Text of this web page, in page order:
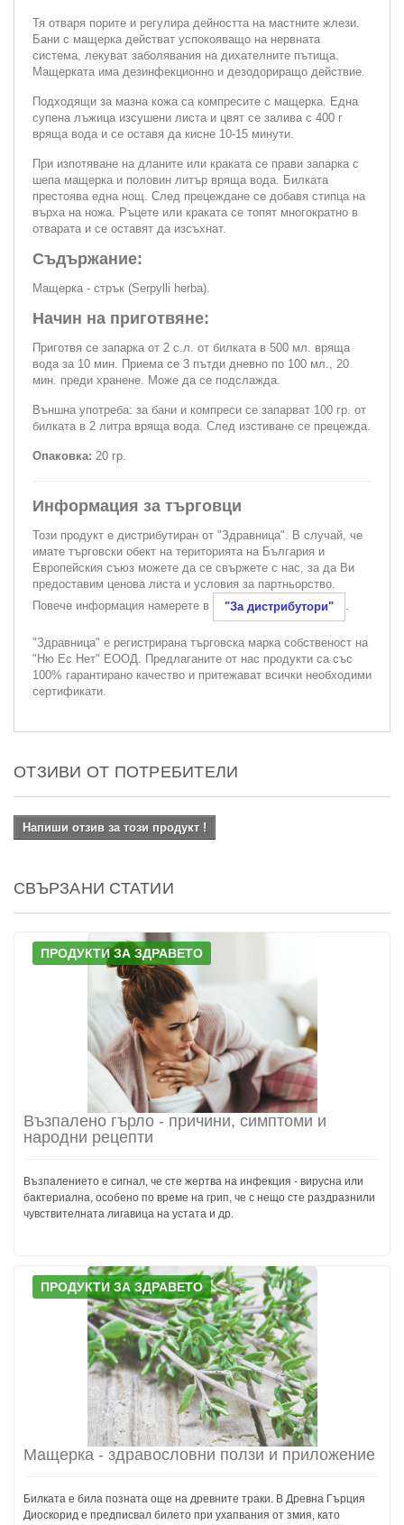
Тя отваря порите и регулира дейността на мастните жлези.
Бани с мащерка действат успокояващо на нервната
система, лекуват заболявания на дихателните пътища.
Мащерката има дезинфекционно и дезодориращо действие.
Подходящи за мазна кожа са компресите с мащерка. Една
супена лъжица изсушени листа и цвят се залива с 400 г
вряща вода и се оставя да кисне 10-15 минути.
При изпотяване на дланите или краката се прави запарка с
шепа мащерка и половин литър вряща вода. Билката
престоява една нощ. След прецеждане се добавя стипца на
върха на ножа. Ръцете или краката се топят многократно в
отварата и се оставят да изсъхнат.
Съдържание:
Мащерка - стрък (Serpylli herba).
Начин на приготвяне:
Приготвя се запарка от 2 с.л. от билката в 500 мл. вряща
вода за 10 мин. Приема се 3 пътди дневно по 100 мл., 20
мин. преди хранене. Може да се подслажда.
Външна употреба: за бани и компреси се запарват 100 гр. от
билката в 2 литра вряща вода. След изстиване се прецежда.
Опаковка: 20 гр.
Информация за търговци
Този продукт е дистрибутиран от "Здравница". В случай, че
имате търговски обект на територията на България и
Европейския съюз можете да се свържете с нас, за да Ви
предоставим ценова листа и условия за партньорство.
Повече информация намерете в
"За дистрибутори" .
"Здравница" е регистрирана търговска марка собственост на
"Ню Ес Нет" ЕООД. Предлаганите от нас продукти са със
100% гарантирано качество и притежават всички необходими
сертификати.
ОТЗИВИ ОТ ПОТРЕБИТЕЛИ
Напиши отзив за този продукт !
СВЪРЗАНИ СТАТИИ
ПРОДУКТИ ЗА ЗДРАВЕТО
Възпалено гърло - причини, симптоми и
народни рецепти
Възпалението е сигнал, че сте жертва на инфекция - вирусна или
бактериална, особено по време на грип, че с нещо сте раздразнили
чувствителната лигавица на устата и др.
ПРОДУКТИ ЗА ЗДРАВЕТО
Мащерка - здравословни ползи и приложение
Билката е била позната още на древните траки. В Древна Гърция
Диоскорид е предписвал билето при ухапвания от змия, като